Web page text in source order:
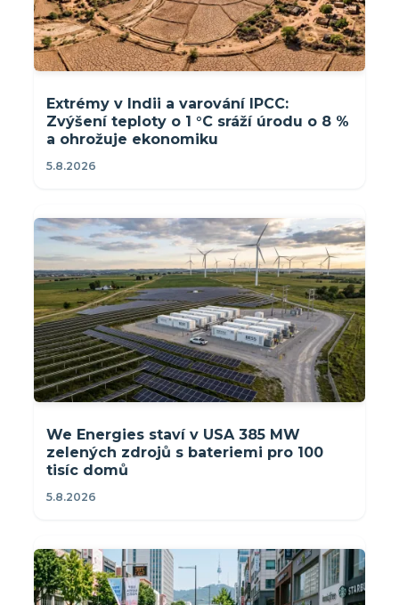
Extrémy v Indii a varování IPCC:
Zvýšení teploty o 1 °C sráží úrodu o 8 %
a ohrožuje ekonomiku
5.8.2026
We Energies staví v USA 385 MW
zelených zdrojů s bateriemi pro 100
tisíc domů
5.8.2026